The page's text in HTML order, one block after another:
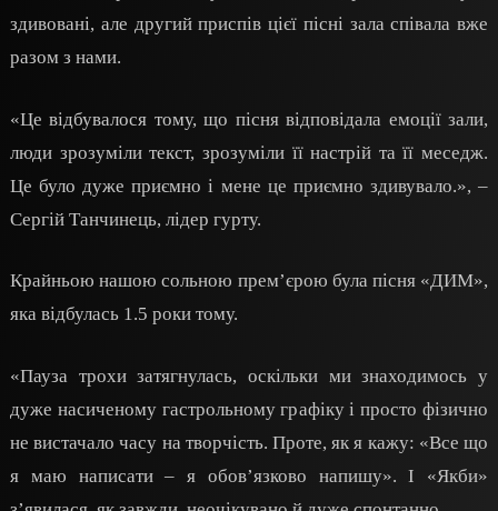
здивовані, але другий приспів цієї пісні зала співала вже
разом з нами.
«Це відбувалося тому, що пісня відповідала емоції зали,
люди зрозуміли текст, зрозуміли її настрій та її меседж.
Це було дуже приємно і мене це приємно здивувало.», –
Сергій Танчинець, лідер гурту.
Крайньою нашою сольною прем’єрою була пісня «ДИМ»,
яка відбулась 1.5 роки тому.
«Пауза трохи затягнулась, оскільки ми знаходимось у
дуже насиченому гастрольному графіку і просто фізично
не вистачало часу на творчість. Проте, як я кажу: «Все що
я маю написати – я обов’язково напишу». І «Якби»